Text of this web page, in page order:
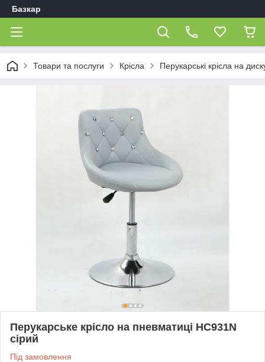
Базкар
Товари та послуги Крісла Перукарські крісла на
Перукарське крісло на пневматиці HC931N
сірий
Під замовлення